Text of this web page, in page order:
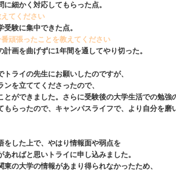
細かく対応してもらった点。
てください
験に集中できた点。
頑張ったことを教えてください
画を曲げずに1年間を通してやり切った。
ライの先生にお願いしたのですが、
を立ててくださったので、
とができました。さらに受験後の大学生活での勉強
もらったので、キャンパスライフで、より自分を磨
をした上で、やはり情報面や弱点を
ればと思いトライに申し込みました。
の大学の情報があまり得られなかったため、